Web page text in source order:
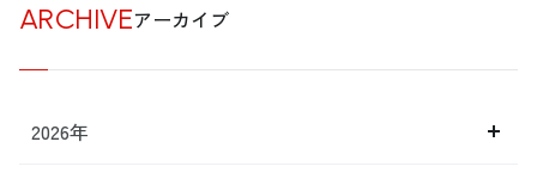
ARCHIVEアーカイブ
2026年